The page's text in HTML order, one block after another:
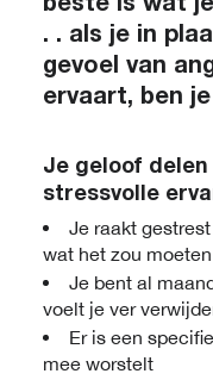
beste is wat
. . als je in
gevoel van
ervaart, ben
Je geloof delen
stressvolle
Je raakt
wat het zou
Je bent al
voelt je ver
Er is een
mee worstelt